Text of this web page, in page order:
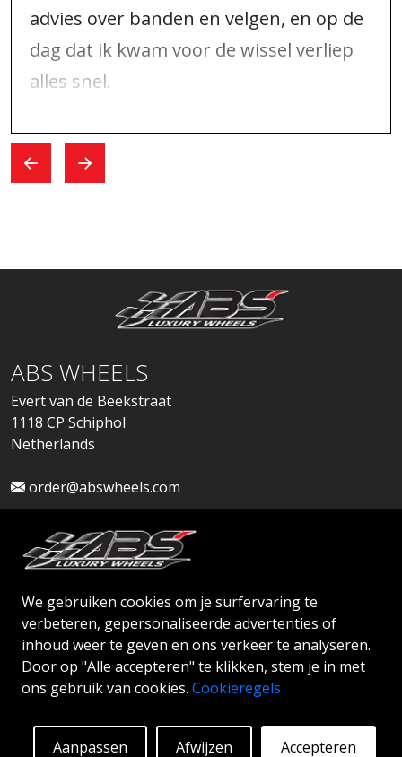
We gebruiken cookies om je surfervaring te
verbeteren, gepersonaliseerde advertenties of
inhoud weer te geven en ons verkeer te analyseren.
Door op "Alle accepteren" te klikken, stem je in met
ons gebruik van cookies. Cookieregels
Accepteren
Afwijzen
Aanpassen
advies over banden en velgen, en op de
dag dat ik kwam voor de wissel verliep
alles snel.
ABS WHEELS
Evert van de Beekstraat
1118 CP Schiphol
Netherlands
order@abswheels.com
Dealeraccount aanvragen